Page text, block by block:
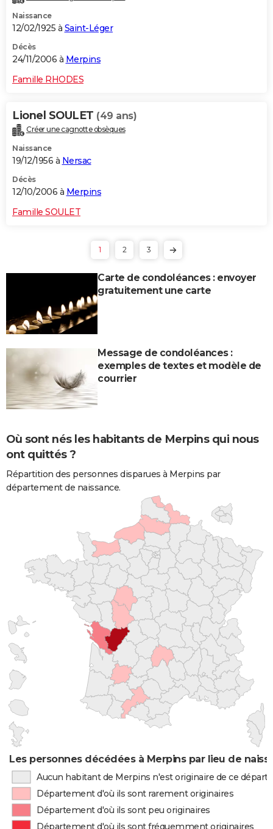
Naissance
12/02/1925 à Saint-Léger
Décès
24/11/2006 à Merpins
Famille RHODES
Lionel SOULET (49 ans)
Créer une cagnotte obsèques
Naissance
19/12/1956 à Nersac
Décès
12/10/2006 à Merpins
Famille SOULET
1 2 3
Carte de condoléances : envoyer
gratuitement une carte
Message de condoléances :
exemples de textes et modèle de
courrier
Où sont nés les habitants de Merpins qui nous
ont quittés ?
Répartition des personnes disparues à Merpins par
département de naissance.
Les personnes décédées à Merpins par lieu de
Aucun habitant de Merpins n'est originaire de ce
Département d'où ils sont rarement originaires
Département d'où ils sont peu originaires
Département d'où ils sont fréquemment originaires